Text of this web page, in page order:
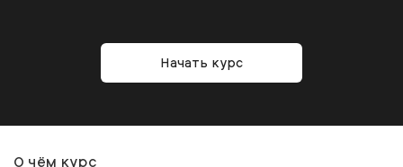
Начать курс
О чём курс